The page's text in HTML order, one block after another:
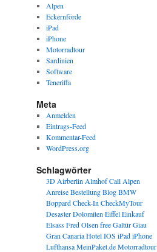
Alpen
Eckernförde
iPad
iPhone
Motorradtour
Sardinien
Software
Teneriffa
Meta
Anmelden
Eintrags-Feed
Kommentar-Feed
WordPress.org
Schlagwörter
3D Airberlin Almhof Call Alpen
Anreise Bestellung Blog BMW
Boppard Check-In CheckMyTour
Desaster Dolomiten Eiffel Einkauf
Elsass Fred Olsen free Galtür Giau
Gran Canaria Hotel IOS iPad iPhone
Lufthansa MeinPaket.de Motorradtour